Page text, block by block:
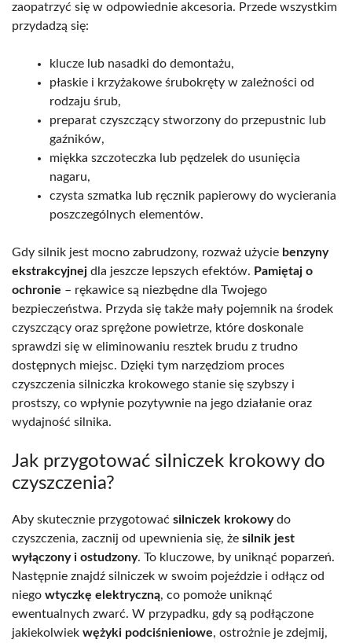
zaopatrzyć się w odpowiednie akcesoria. Przede wszystkim
przydadzą się:
klucze lub nasadki do demontażu,
płaskie i krzyżakowe śrubokręty w zależności od
rodzaju śrub,
preparat czyszczący stworzony do przepustnic lub
gaźników,
miękka szczoteczka lub pędzelek do usunięcia
nagaru,
czysta szmatka lub ręcznik papierowy do wycierania
poszczególnych elementów.
Gdy silnik jest mocno zabrudzony, rozważ użycie benzyny
ekstrakcyjnej dla jeszcze lepszych efektów. Pamiętaj o
ochronie – rękawice są niezbędne dla Twojego
bezpieczeństwa. Przyda się także mały pojemnik na środek
czyszczący oraz sprężone powietrze, które doskonale
sprawdzi się w eliminowaniu resztek brudu z trudno
dostępnych miejsc. Dzięki tym narzędziom proces
czyszczenia silniczka krokowego stanie się szybszy i
prostszy, co wpłynie pozytywnie na jego działanie oraz
wydajność silnika.
Jak przygotować silniczek krokowy do
czyszczenia?
Aby skutecznie przygotować silniczek krokowydo
czyszczenia, zacznij od upewnienia się, że silnik jest
wyłączony i ostudzony. To kluczowe, by uniknąć poparzeń.
Następnie znajdź silniczek w swoim pojeździe i odłącz od
niego wtyczkę elektryczną, co pomoże uniknąć
ewentualnych zwarć. W przypadku, gdy są podłączone
jakiekolwiek wężyki podciśnieniowe, ostrożnie je zdejmij,